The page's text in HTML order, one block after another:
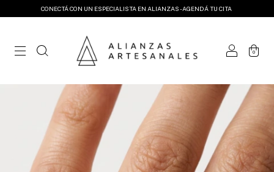
CONECTÁ CON UN ESPECIALISTA EN ALIANZAS - AGENDÁ TU CITA
0